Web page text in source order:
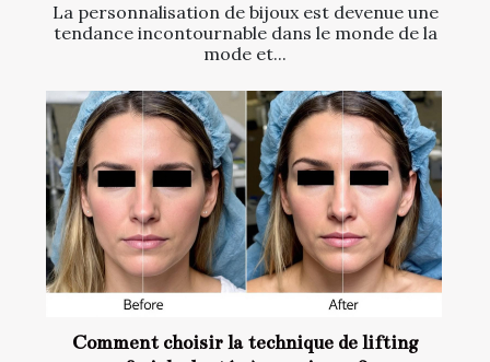
La personnalisation de bijoux est devenue une
tendance incontournable dans le monde de la
mode et...
Comment choisir la technique de lifting